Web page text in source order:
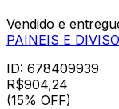
Vendido e
PAINEIS E
ID: 678409939
R$904,24
(15% OFF)